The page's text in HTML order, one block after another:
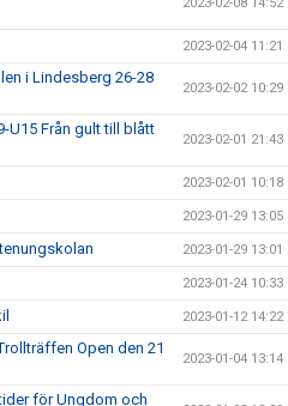
2023-02-04 11:21
i Lindesberg 26-28
2023-02-02 10:29
U15 Från gult till blått
2023-02-01 21:43
2023-02-01 10:18
2023-01-29 13:05
2023-01-29 13:01
2023-01-24 10:33
2023-01-12 14:22
Open den 21
2023-01-04 13:14
för Ungdom och